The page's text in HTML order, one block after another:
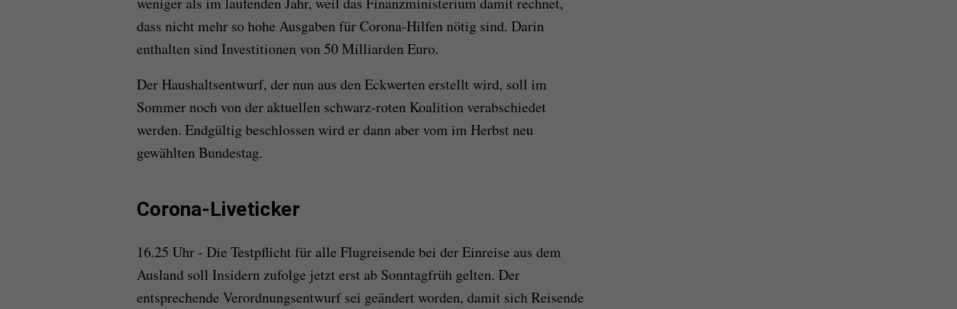
dass nicht mehr so hohe Ausgaben für Corona-Hilfen nötig sind. Darin
enthalten sind Investitionen von 50 Milliarden Euro.
Der Haushaltsentwurf, der nun aus den Eckwerten erstellt wird, soll im
Sommer noch von der aktuellen schwarz-roten Koalition verabschiedet
werden. Endgültig beschlossen wird er dann aber vom im Herbst neu
gewählten Bundestag.
Corona-Liveticker
16.25 Uhr - Die Testpflicht für alle Flugreisende bei der Einreise aus dem
Ausland soll Insidern zufolge jetzt erst ab Sonntagfrüh gelten. Der
entsprechende Verordnungsentwurf sei geändert worden, damit sich Reisende